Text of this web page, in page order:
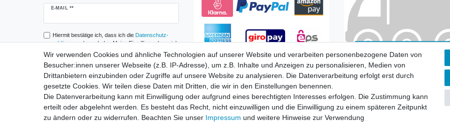
E-MAIL **
Newsletter
Hiermit bestätige ich, dass ich die Daten­schutz­
erklärunggelesen habe. Meine Einwilligung kann ich
jederzeit widerrufen.**
Abonnieren
Zahlungsarten Versandkosten
Wir verwenden Cookies und ähnliche Technologien auf unserer Website und verarbeiten personenbezogene Daten von
Besucher:innen unserer Webseite (z.B. IP-Adresse), um z.B. Inhalte und Anzeigen zu personalisieren, Medien von
Drittanbietern einzubinden oder Zugriffe auf unsere Website zu analysieren. Die Datenverarbeitung erfolgt erst durch
gesetzte Cookies. Wir teilen diese Daten mit Dritten, die wir in den Einstellungen benennen.
Die Datenverarbeitung kann mit Einwilligung oder aufgrund eines berechtigten Interesses erfolgen. Die Zustimmung kann
erteilt oder abgelehnt werden. Es besteht das Recht, nicht einzuwilligen und die Einwilligung zu einem späteren Zeitpunkt
zu ändern oder zu widerrufen. Beachten Sie unser Impressum und weitere Hinweise zur Verwendung